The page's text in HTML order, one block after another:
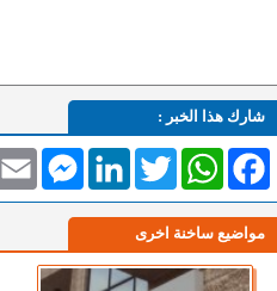
شارك هذا الخبر :
Email
MessengerLinkedInTwitterWhatsAppFacebook
مواضيع ساخنة اخرى